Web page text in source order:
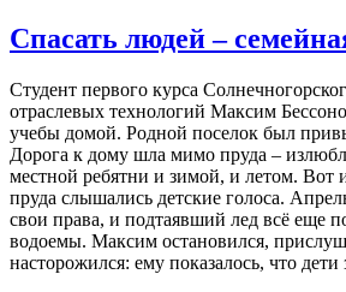
Спасать людей –
Студент первого курса
отраслевых технологий Максим
учебы домой. Родной поселок был
Дорога к дому шла мимо пруда –
местной ребятни и зимой, и летом. Вот
пруда слышались детские голоса.
свои права, и подтаявший лед всё еще
водоемы. Максим остановился,
насторожился: ему показалось, что